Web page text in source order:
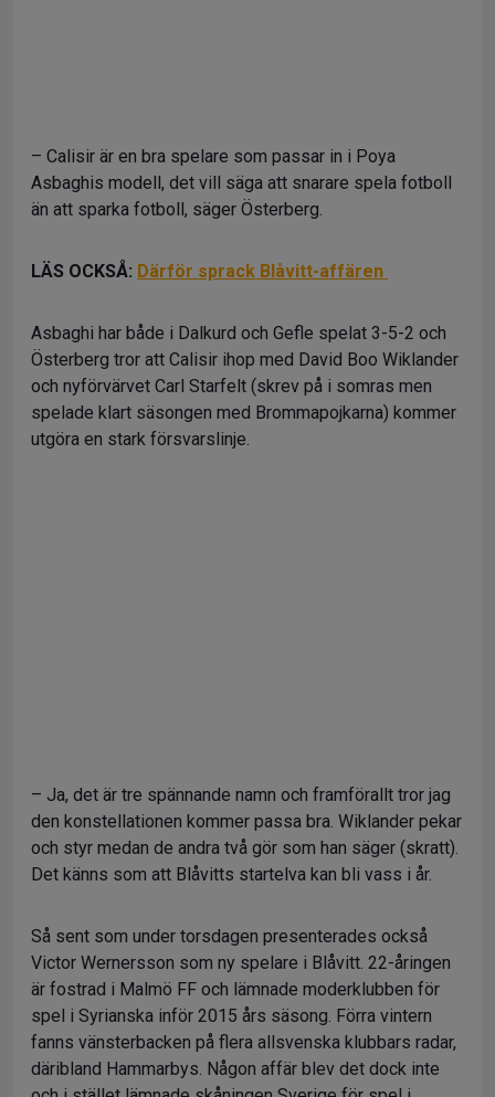
– Calisir är en bra spelare som passar in i Poya
Asbaghis modell, det vill säga att snarare spela fotboll
än att sparka fotboll, säger Österberg.
LÄS OCKSÅ: Därför sprack Blåvitt-affären
Asbaghi har både i Dalkurd och Gefle spelat 3-5-2 och
Österberg tror att Calisir ihop med David Boo Wiklander
och nyförvärvet Carl Starfelt (skrev på i somras men
spelade klart säsongen med Brommapojkarna) kommer
utgöra en stark försvarslinje.
– Ja, det är tre spännande namn och framförallt tror jag
den konstellationen kommer passa bra. Wiklander pekar
och styr medan de andra två gör som han säger (skratt).
Det känns som att Blåvitts startelva kan bli vass i år.
Så sent som under torsdagen presenterades också
Victor Wernersson som ny spelare i Blåvitt. 22-åringen
är fostrad i Malmö FF och lämnade moderklubben för
spel i Syrianska inför 2015 års säsong. Förra vintern
fanns vänsterbacken på flera allsvenska klubbars radar,
däribland Hammarbys. Någon affär blev det dock inte